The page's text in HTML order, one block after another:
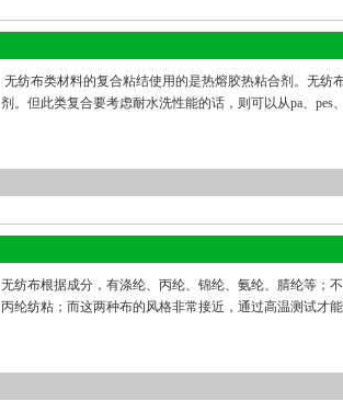
无纺布类材料的复合粘结使用的是热熔胶热粘合剂。无
剂。但此类复合要考虑耐水洗性能的话，则可以从pa、pes
无纺布根据成分，有涤纶、丙纶、锦纶、氨纶、腈纶等；
丙纶纺粘；而这两种布的风格非常接近，通过高温测试才